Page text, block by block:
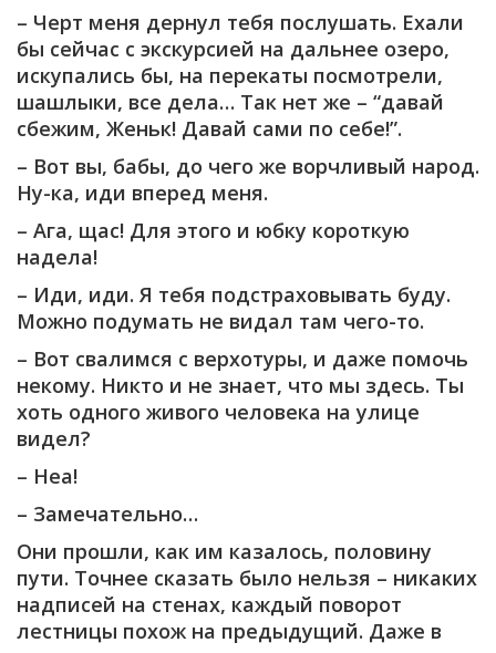
– Черт меня дернул тебя послушать. Ехали
бы сейчас с экскурсией на дальнее озеро,
искупались бы, на перекаты посмотрели,
шашлыки, все дела… Так нет же – “давай
сбежим, Женьк! Давай сами по себе!”.
– Вот вы, бабы, до чего же ворчливый народ.
Ну-ка, иди вперед меня.
– Ага, щас! Для этого и юбку короткую
надела!
– Иди, иди. Я тебя подстраховывать буду.
Можно подумать не видал там чего-то.
– Вот свалимся с верхотуры, и даже помочь
некому. Никто и не знает, что мы здесь. Ты
хоть одного живого человека на улице
видел?
– Неа!
– Замечательно…
Они прошли, как им казалось, половину
пути. Точнее сказать было нельзя – никаких
надписей на стенах, каждый поворот
лестницы похож на предыдущий. Даже в